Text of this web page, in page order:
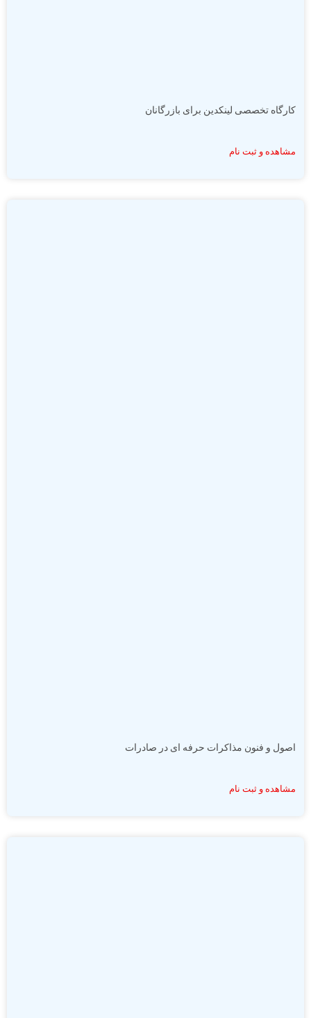
کارگاه تخصصی لینکدین برای بازرگانان
مشاهده و ثبت نام
اصول و فنون مذاکرات حرفه ای در صادرات
مشاهده و ثبت نام